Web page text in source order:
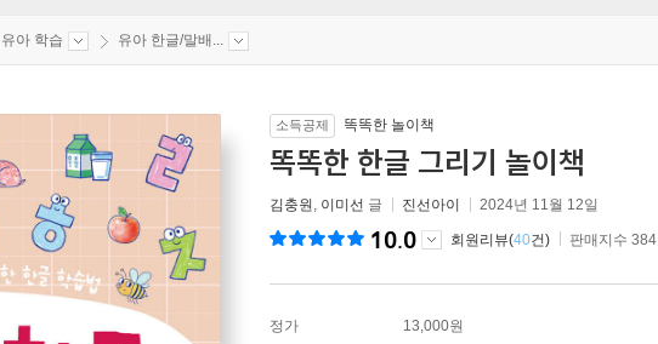
유아 학습 유아 한글/말배...
소득공제 똑똑한 놀이책
똑똑한 한글 그리기 놀이책
김충원 , 이미선 글 진선아이 2024년 11월 12일
10.0 회원리뷰(40건) 판매지수 384
정가 13,000원